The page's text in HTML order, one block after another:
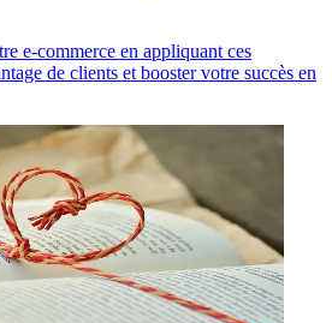
e-commerce en appliquant ces
de clients et booster votre succès en